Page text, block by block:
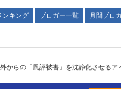
ンキング ブロガー一覧
月間ブロ
からの「風評被害」を沈静化させるア